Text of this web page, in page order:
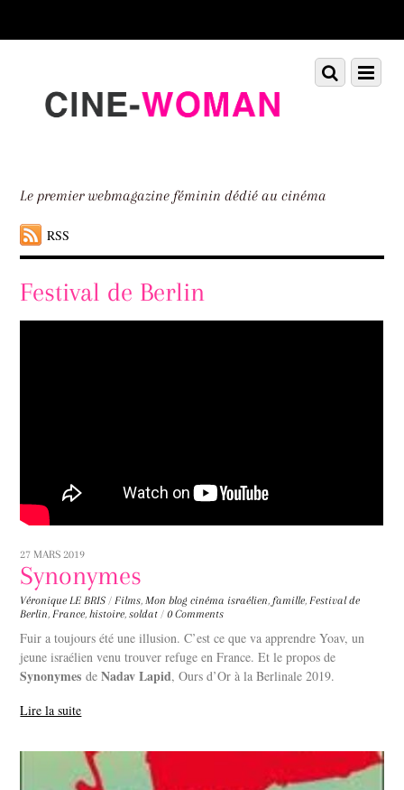
down
Le premier webmagazine féminin dédié au cinéma
RSS
Menu
Scroll
down
Festival de Berlin
27 MARS 2019
Synonymes
Véronique LE BRIS / Films,Mon blog cinéma israélien, famille,Festival de
Berlin,France,histoire,soldat / 0 Comments
Fuir a toujours été une illusion. C’est ce que va apprendre Yoav, un
jeune israélien venu trouver refuge en France. Et le propos de
SynonymesdeNadav Lapid, Ours d’Or à la Berlinale 2019.
Lire la suite